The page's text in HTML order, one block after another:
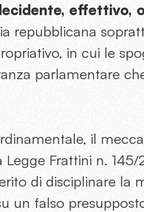
effettivo,
repubblicana
in cui le
parlamentare
il
Legge Frattini n.
di disciplinare la
un falso